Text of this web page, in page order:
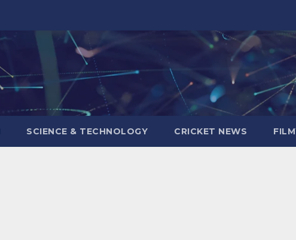
SCIENCE & TECHNOLOGY CRICKET NEWS